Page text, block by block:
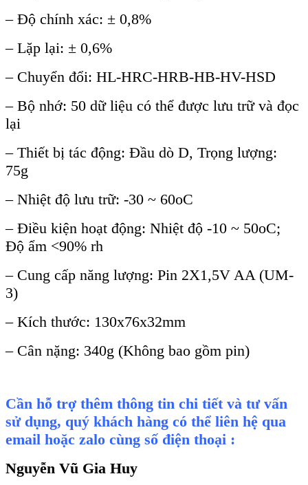
– Độ chính xác: ± 0,8%
– Lặp lại: ± 0,6%
– Chuyển đổi: HL-HRC-HRB-HB-HV-HSD
– Bộ nhớ: 50 dữ liệu có thể được lưu trữ và đọc
lại
– Thiết bị tác động: Đầu dò D, Trọng lượng:
75g
– Nhiệt độ lưu trữ: -30 ~ 60oC
– Điều kiện hoạt động: Nhiệt độ -10 ~ 50oC;
Độ ẩm <90% rh
– Cung cấp năng lượng: Pin 2X1,5V AA (UM-
3)
– Kích thước: 130x76x32mm
– Cân nặng: 340g (Không bao gồm pin)
Cần hỗ trợ thêm thông tin chi tiết và tư vấn
sử dụng, quý khách hàng có thể liên hệ qua
email hoặc zalo cùng số điện thoại :
Nguyễn Vũ Gia Huy